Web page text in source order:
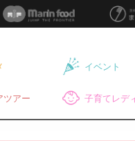
イベント
ツアー 子育てレデ